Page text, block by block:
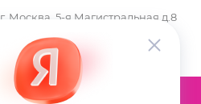
г. Москва, 5-я Магистральная д.8
КОМПАНИЯ
0